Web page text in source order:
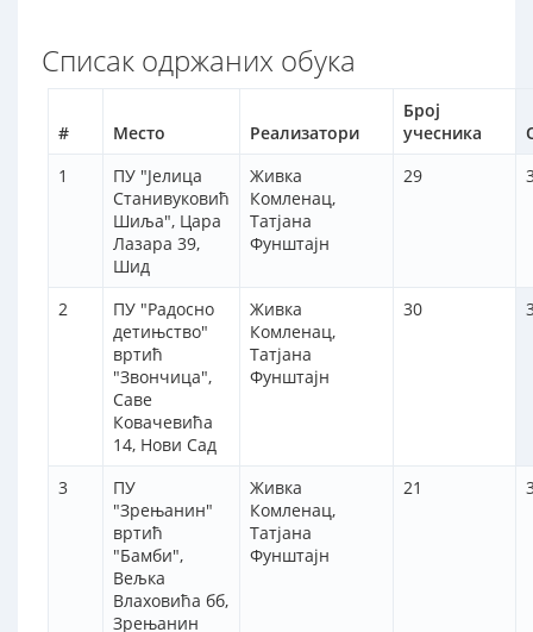
Списак одржаних обука
# Место Реализатори
Број
учесника
1
ПУ "Јелица
Станивуковић
Шиља", Цара
Лазара 39,
Шид
Живка
Комленац,
Татјана
Фунштајн
29
2
ПУ "Радосно
детињство"
вртић
"Звончица",
Саве
Ковачевића
14, Нови Сад
Живка
Комленац,
Татјана
Фунштајн
30
3
ПУ
"Зрењанин"
вртић
"Бамби",
Вељка
Влаховића бб,
Зрењанин
Живка
Комленац,
Татјана
Фунштајн
21